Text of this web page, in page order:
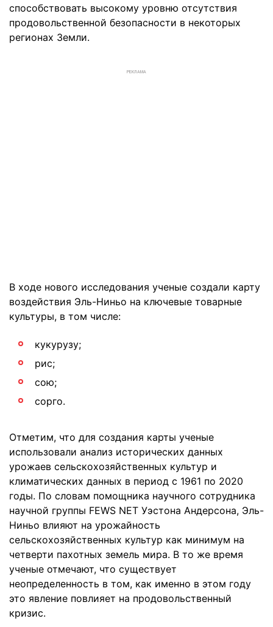
способствовать высокому уровню отсутствия
продовольственной безопасности в некоторых
регионах Земли.
РЕКЛАМА
В ходе нового исследования ученые создали карту
воздействия Эль-Ниньо на ключевые товарные
культуры, в том числе:
кукурузу;
рис;
сою;
сорго.
Отметим, что для создания карты ученые
использовали анализ исторических данных
урожаев сельскохозяйственных культур и
климатических данных в период с 1961 по 2020
годы. По словам помощника научного сотрудника
научной группы FEWS NET Уэстона Андерсона, Эль-
Ниньо влияют на урожайность
сельскохозяйственных культур как минимум на
четверти пахотных земель мира. В то же время
ученые отмечают, что существует
неопределенность в том, как именно в этом году
это явление повлияет на продовольственный
кризис.